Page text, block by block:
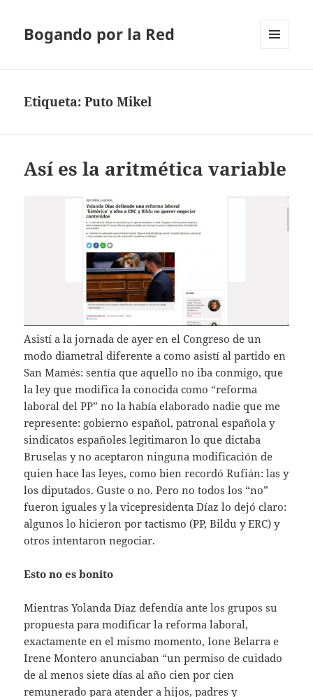
Bogando por la Red
Etiqueta:Puto Mikel
Así es la aritmética variable
Asistí a la jornada de ayer en el Congreso de un
modo diametral diferente a como asistí al partido en
San Mamés: sentía que aquello no iba conmigo, que
la ley que modifica la conocida como “reforma
laboral del PP” no la había elaborado nadie que me
represente: gobierno español, patronal española y
sindicatos españoles legitimaron lo que dictaba
Bruselas y no aceptaron ninguna modificación de
quien hace las leyes, como bien recordó Rufián: las y
los diputados. Guste o no. Pero no todos los “no”
fueron iguales y la vicepresidenta Díaz lo dejó claro:
algunos lo hicieron por tactismo (PP, Bildu y ERC) y
otros intentaron negociar.
Esto no es bonito
Mientras Yolanda Díaz defendía ante los grupos su
propuesta para modificar la reforma laboral,
exactamente en el mismo momento, Ione Belarra e
Irene Montero anunciaban “un permiso de cuidado
de al menos siete días al año cien por cien
remunerado para atender a hijos, padres y